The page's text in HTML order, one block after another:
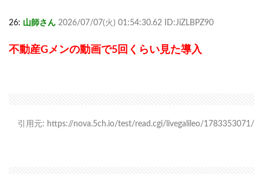
26: 山師さん 2026/07/07(火) 01:54:30.62 ID:JiZLBPZ90
不動産Gメンの動画で5回くらい見た導入
引用元: https://nova.5ch.io/test/read.cgi/livegalileo/1783353071/